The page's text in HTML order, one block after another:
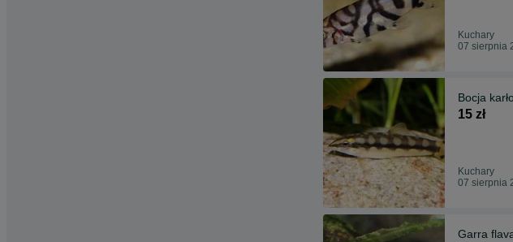
Kuchary
07 sierpnia
Bocja
15 zł
Kuchary
07 sierpnia
Garra